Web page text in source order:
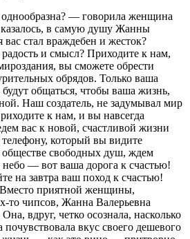
— говорила женщина
казалось, в самую душу Жанны
стал враждебен и жесток?
и смысл? Приходите к нам,
вы сможете обрести
обрядов. Только ваша
общаться, чтобы ваша жизнь,
Наш создатель, не задумывал мир
к нам, и вы навсегда
вас к новой, счастливой жизни
который вы видите
свободных душ, ждем
— вот ваша дорога к счастью!
на завтра ваш поход к счастью!
приятной женщины,
то чипсов, Жанна Валерьевна
вдруг, четко осознала, насколько
вкус своего дешевого